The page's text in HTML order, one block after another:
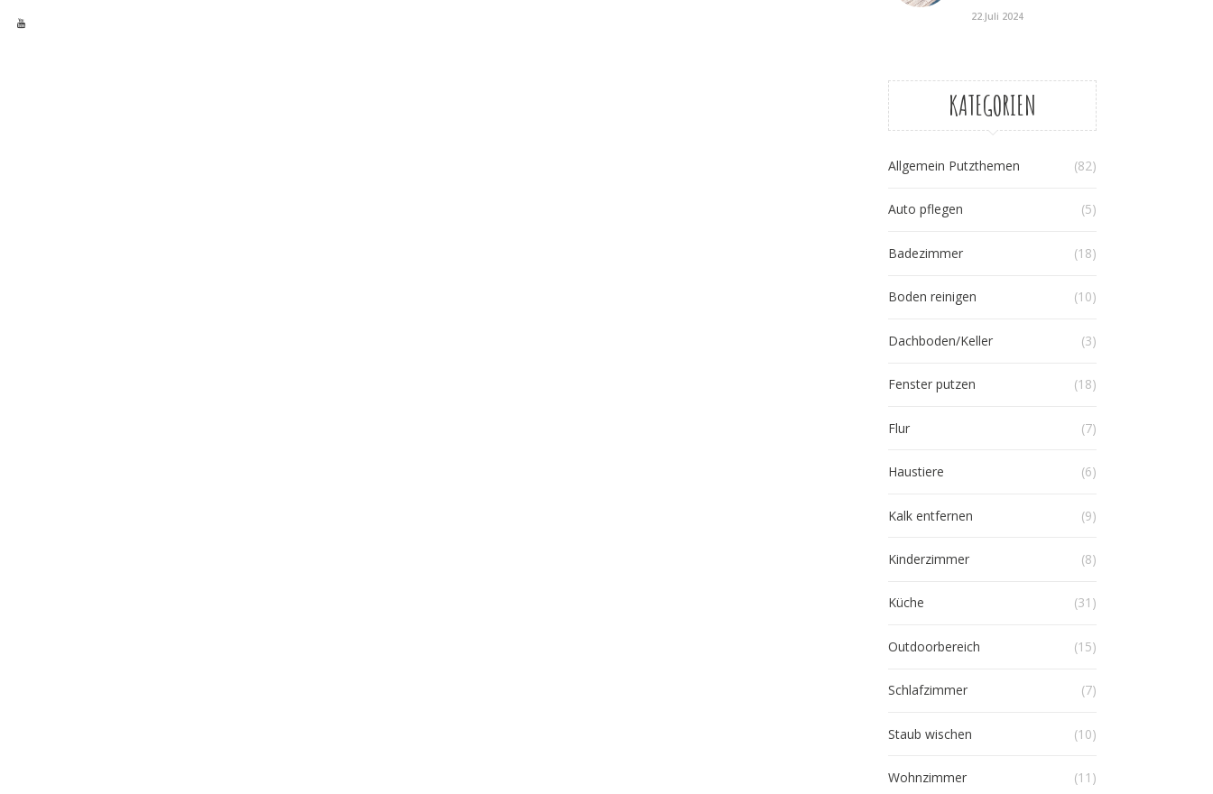
22.Juli 2024
KATEGORIEN
Allgemein Putzthemen (82)
Auto pflegen (5)
Badezimmer (18)
Boden reinigen (10)
Dachboden/Keller (3)
Fenster putzen (18)
Flur (7)
Haustiere (6)
Kalk entfernen (9)
Kinderzimmer (8)
Küche (31)
Outdoorbereich (15)
Schlafzimmer (7)
Staub wischen (10)
Wohnzimmer (11)